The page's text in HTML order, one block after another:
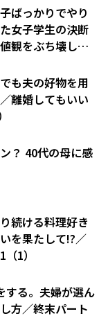
ばっかりでやり
女子学生の決断
観をぶち壊した
も夫の好物を用
離婚してもいい
？ 40代の母に感
続ける料理好き
を果たして!?／
1）
する。夫婦が選ん
方／終末パート